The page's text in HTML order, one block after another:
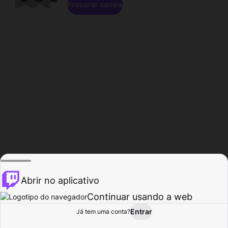
Procurar Atividade
Procurar canais
Abrir no aplicativo
Continuar usando a web
Já tem uma conta?Entrar